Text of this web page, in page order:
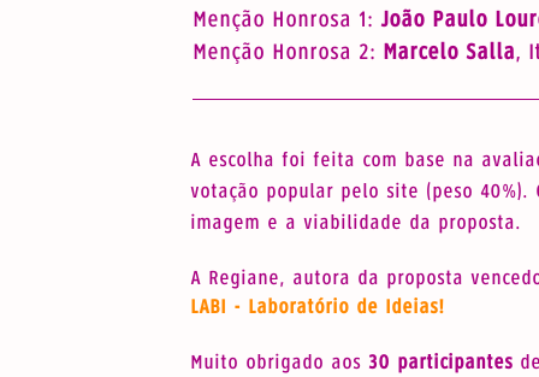
Menção Honrosa 1: João Paulo
Menção Honrosa 2: Marcelo Salla,
A escolha foi feita com base na
votação popular pelo site (peso
imagem e a viabilidade da proposta.
A Regiane, autora da proposta
LABI - Laboratório de Ideias!
Muito obrigado aos 30 participantes